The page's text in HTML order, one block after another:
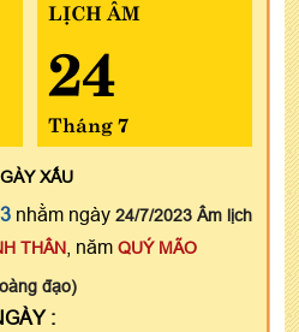
LỊCH ÂM
24
Tháng 7
XẤU
nhằm ngày 24/7/2023 Âm lịch
THÂN , năm QUÝ MÃO
đạo)
: